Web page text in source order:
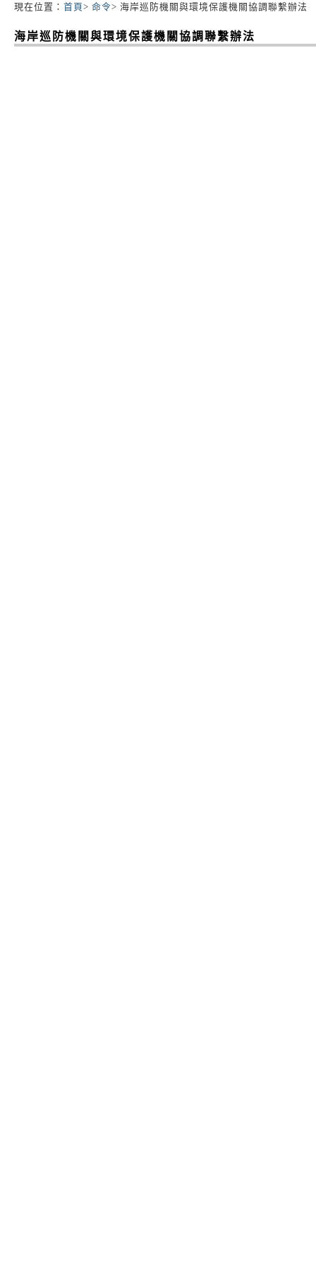
現在位置： 首頁> 命令> 海岸巡防機關與環境保護機關協調聯繫辦法
海岸巡防機關與環境保護機關協調聯繫辦法